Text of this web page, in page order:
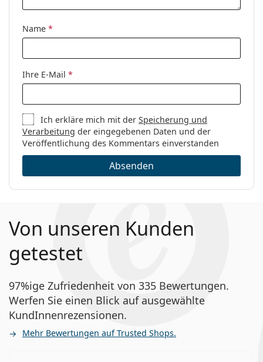
Kategorie:
Brillen
Marke:
Name *
Ihre E-Mail *
Ich erkläre mich mit derSpeicherung und
Verarbeitung der eingegebenen Daten und der
Veröffentlichung des Kommentars einverstanden
Absenden
Von unseren Kunden
getestet
97%ige Zufriedenheit von 335 Bewertungen.
Werfen Sie einen Blick auf ausgewählte
KundInnenrezensionen.
Mehr Bewertungen auf Trusted Shops.